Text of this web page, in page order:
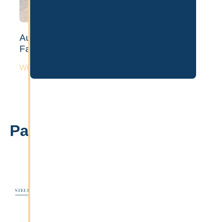
Auswandern nach Dubai mit Kindern &
Familie – Guide 2026
WEITERLESEN »
Partner